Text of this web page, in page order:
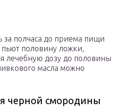
полчаса до приема пищи
половину ложки,
лечебную дозу до половины
масла можно
черной смородины